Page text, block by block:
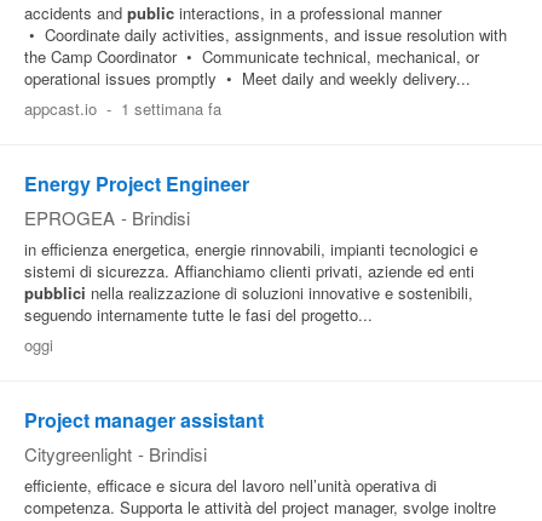
accidents and public interactions, in a professional manner
• Coordinate daily activities, assignments, and issue resolution with
the Camp Coordinator • Communicate technical, mechanical, or
operational issues promptly • Meet daily and weekly delivery...
appcast.io - 1 settimana fa
Energy Project Engineer
EPROGEA - Brindisi
in efficienza energetica, energie rinnovabili, impianti tecnologici e
sistemi di sicurezza. Affianchiamo clienti privati, aziende ed enti
pubblici nella realizzazione di soluzioni innovative e sostenibili,
seguendo internamente tutte le fasi del progetto...
oggi
Project manager assistant
Citygreenlight - Brindisi
efficiente, efficace e sicura del lavoro nell’unità operativa di
competenza. Supporta le attività del project manager, svolge inoltre